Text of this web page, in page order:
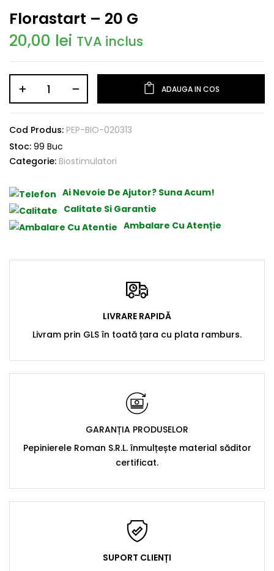
Florastart – 20 G
20,00 lei TVA inclus
ADAUGA IN COS
Cod Produs: PEP-BIO-020313
Stoc: 99 Buc
Categorie: Biostimulatori
Ai Nevoie De Ajutor? Suna Acum!
Calitate Si Garantie
Ambalare Cu Atenție
LIVRARE RAPIDĂ
Livram prin GLS în toată țara cu plata ramburs.
GARANȚIA PRODUSELOR
Pepinierele Roman S.R.L. înmulțește material săditor
certificat.
SUPORT CLIENȚI